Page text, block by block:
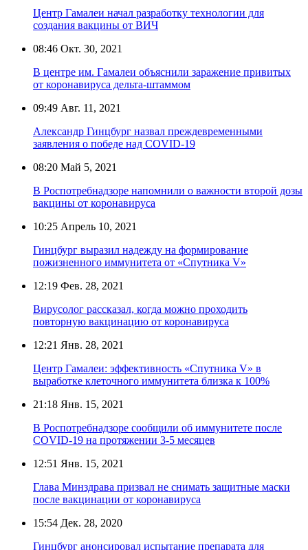
Центр Гамалеи начал разработку технологии для
создания вакцины от ВИЧ
08:46 Окт. 30, 2021
В центре им. Гамалеи объяснили заражение привитых
от коронавируса дельта-штаммом
09:49 Авг. 11, 2021
Александр Гинцбург назвал преждевременными
заявления о победе над COVID-19
08:20 Май 5, 2021
В Роспотребнадзоре напомнили о важности второй дозы
вакцины от коронавируса
10:25 Апрель 10, 2021
Гинцбург выразил надежду на формирование
пожизненного иммунитета от «Спутника V»
12:19 Фев. 28, 2021
Вирусолог рассказал, когда можно проходить
повторную вакцинацию от коронавируса
12:21 Янв. 28, 2021
Центр Гамалеи: эффективность «Спутника V» в
выработке клеточного иммунитета близка к 100%
21:18 Янв. 15, 2021
В Роспотребнадзоре сообщили об иммунитете после
COVID-19 на протяжении 3-5 месяцев
12:51 Янв. 15, 2021
Глава Минздрава призвал не снимать защитные маски
после вакцинации от коронавируса
15:54 Дек. 28, 2020
Гинцбург анонсировал испытание препарата для